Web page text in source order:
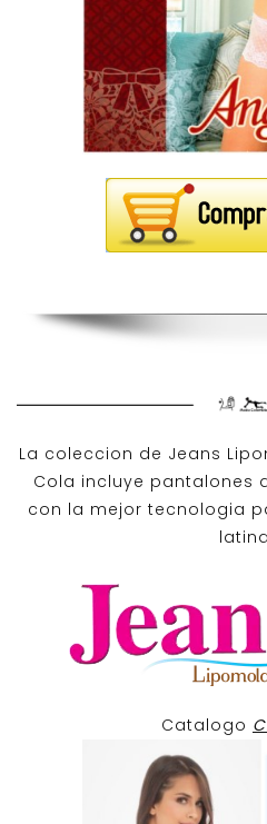
La coleccion de Jeans
Cola incluye pantalones
con la mejor tecnologia
Catalogo